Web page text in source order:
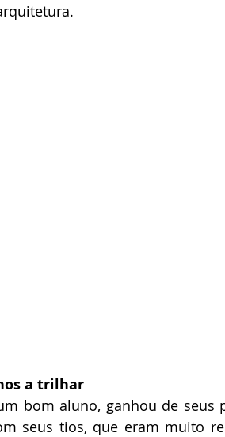
a trilhar
bom aluno, ganhou de
seus tios, que eram muito